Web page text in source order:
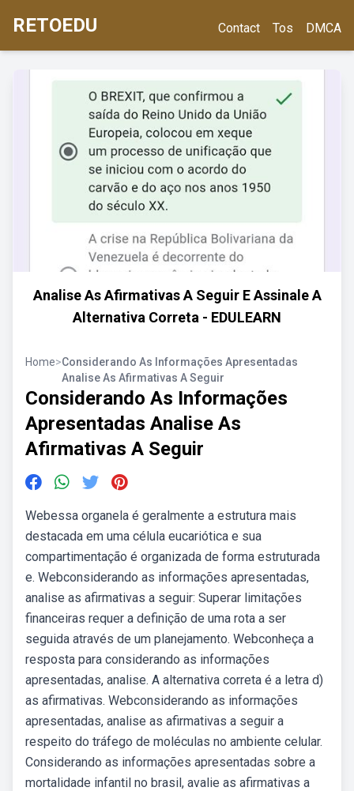
RETOEDU Contact Tos DMCA
Analise As Afirmativas A Seguir E Assinale A
Alternativa Correta - EDULEARN
Home>Considerando As Informações Apresentadas
Analise As Afirmativas A Seguir
Considerando As Informações
Apresentadas Analise As
Afirmativas A Seguir
Webessa organela é geralmente a estrutura mais
destacada em uma célula eucariótica e sua
compartimentação é organizada de forma estruturada
e. Webconsiderando as informações apresentadas,
analise as afirmativas a seguir: Superar limitações
financeiras requer a definição de uma rota a ser
seguida através de um planejamento. Webconheça a
resposta para considerando as informações
apresentadas, analise. A alternativa correta é a letra d)
as afirmativas. Webconsiderando as informações
apresentadas, analise as afirmativas a seguir a
respeito do tráfego de moléculas no ambiente celular.
Considerando as informações apresentadas sobre a
mortalidade infantil no brasil, avalie as afirmativas a